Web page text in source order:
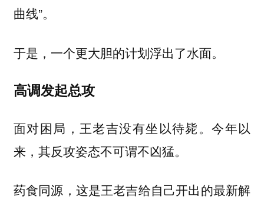
曲线”。
于是，一个更大胆的计划浮出了水面。
高调发起总攻
面对困局，王老吉没有坐以待毙。今年以
来，其反攻姿态不可谓不凶猛。
药食同源，这是王老吉给自己开出的最新解